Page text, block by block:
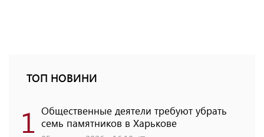
ТОП НОВИНИ
1 Общественные деятели требуют убрать
семь памятников в Харькове